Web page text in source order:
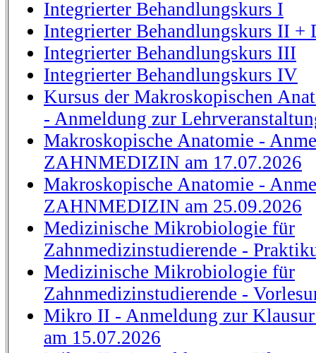
Integrierter Behandlungskurs I
Integrierter Behandlungskurs II +
Integrierter Behandlungskurs III
Integrierter Behandlungskurs IV
Kursus der Makroskopischen
- Anmeldung zur
Makroskopische Anatomie -
ZAHNMEDIZIN am 17.07.2026
Makroskopische Anatomie -
ZAHNMEDIZIN am 25.09.2026
Medizinische Mikrobiologie für
Zahnmedizinstudierende -
Medizinische Mikrobiologie für
Zahnmedizinstudierende -
Mikro II - Anmeldung zur
am 15.07.2026